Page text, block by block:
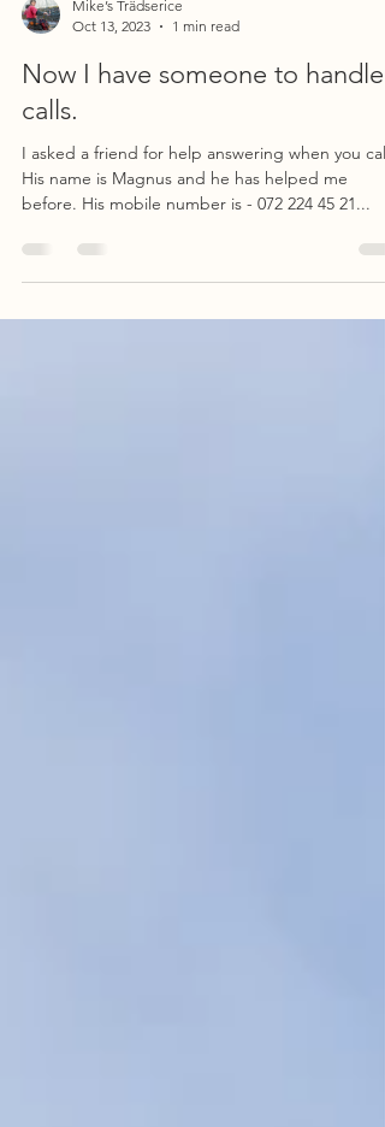
Mike’s Trädserice
Oct 13, 2023
1 min read
Now I have someone to handle
calls.
I asked a friend for help answering when you call.
before. His mobile number is - 072 224 45 21...